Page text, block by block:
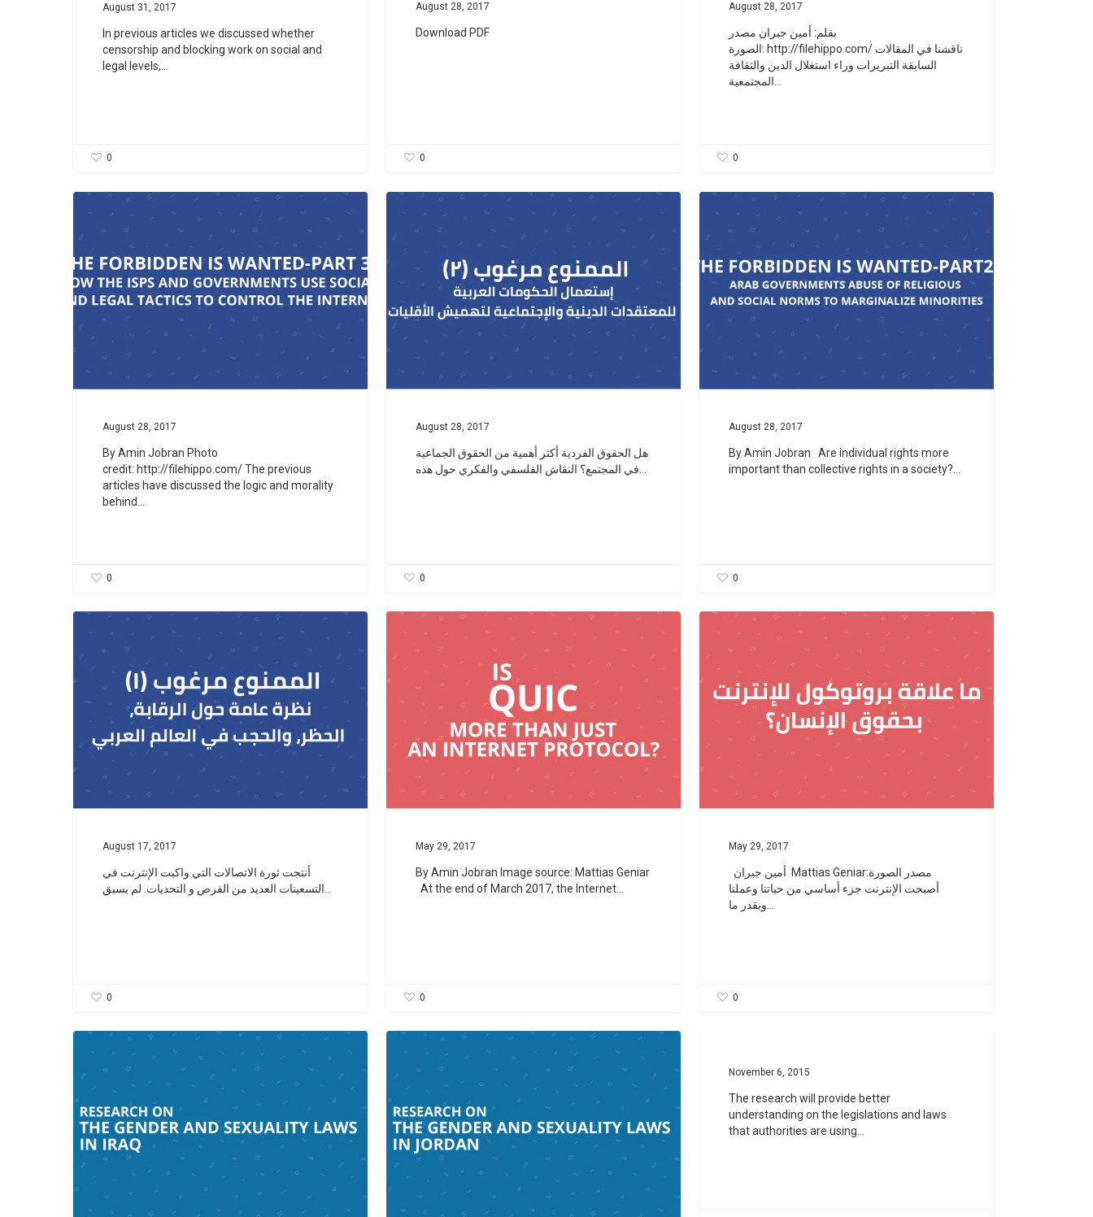
August 31, 2017
In previous articles we discussed whether
censorship and blocking work on social and
legal levels,…
0
August 28, 2017
Download PDF
0
August 28, 2017
بقلم: أمين جبران مصدر
الصورة: http://filehippo.com/ ناقشنا في المقالات
السابقة التبريرات وراء استغلال الدين والثقافة
المجتمعية…
0
August 28, 2017
By Amin Jobran Photo
credit: http://filehippo.com/ The previous
articles have discussed the logic and morality
behind…
0
August 28, 2017
هل الحقوق الفردية أكثر أهمية من الحقوق الجماعية
في المجتمع؟ النقاش الفلسفي والفكري حول هذه…
0
August 28, 2017
By Amin Jobran Are individual rights more
important than collective rights in a society?…
0
August 17, 2017
أنتجت ثورة الاتصالات التي واكبت الإنترنت في
التسعينات العديد من الفرص و التحديات. لم يسبق…
0
May 29, 2017
By Amin Jobran Image source: Mattias Geniar
At the end of March 2017, the Internet…
0
May 29, 2017
أصبحت الإنترنت جزء أساسي من حياتنا وعملنا
وبقدر ما…
0
November 6, 2015
The research will provide better
understanding on the legislations and laws
that authorities are using…